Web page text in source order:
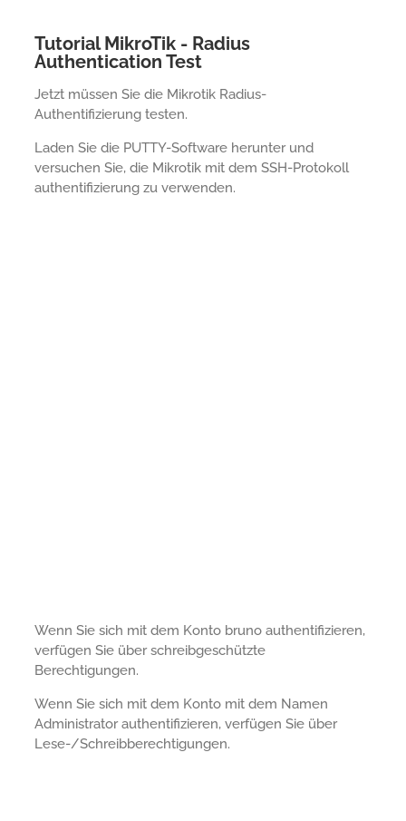
Tutorial MikroTik - Radius
Authentication Test
Jetzt müssen Sie die Mikrotik Radius-
Authentifizierung testen.
Laden Sie die PUTTY-Software herunter und
versuchen Sie, die Mikrotik mit dem SSH-Protokoll
authentifizierung zu verwenden.
Wenn Sie sich mit dem Konto bruno authentifizieren,
verfügen Sie über schreibgeschützte
Berechtigungen.
Wenn Sie sich mit dem Konto mit dem Namen
Administrator authentifizieren, verfügen Sie über
Lese-/Schreibberechtigungen.